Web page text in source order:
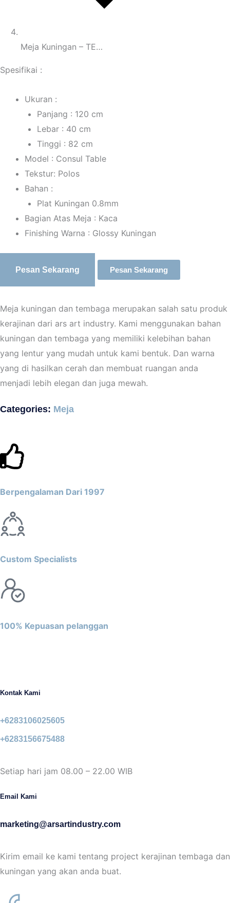
Meja Kuningan – TE…
Spesifikai :
Ukuran :
Panjang : 120 cm
Lebar : 40 cm
Tinggi : 82 cm
Model : Consul Table
Tekstur: Polos
Bahan :
Plat Kuningan 0.8mm
Bagian Atas Meja : Kaca
Finishing Warna : Glossy Kuningan
Pesan Sekarang Pesan Sekarang
Meja kuningan dan tembaga merupakan salah satu produk
kerajinan dari ars art industry. Kami menggunakan bahan
kuningan dan tembaga yang memiliki kelebihan bahan
yang lentur yang mudah untuk kami bentuk. Dan warna
yang di hasilkan cerah dan membuat ruangan anda
menjadi lebih elegan dan juga mewah.
Categories: Meja
Berpengalaman Dari 1997
Custom Specialists
100% Kepuasan pelanggan
Kontak Kami
+6283106025605
+6283156675488
Setiap hari jam 08.00 – 22.00 WIB
Email Kami
marketing@arsartindustry.com
Kirim email ke kami tentang project kerajinan tembaga dan
kuningan yang akan anda buat.